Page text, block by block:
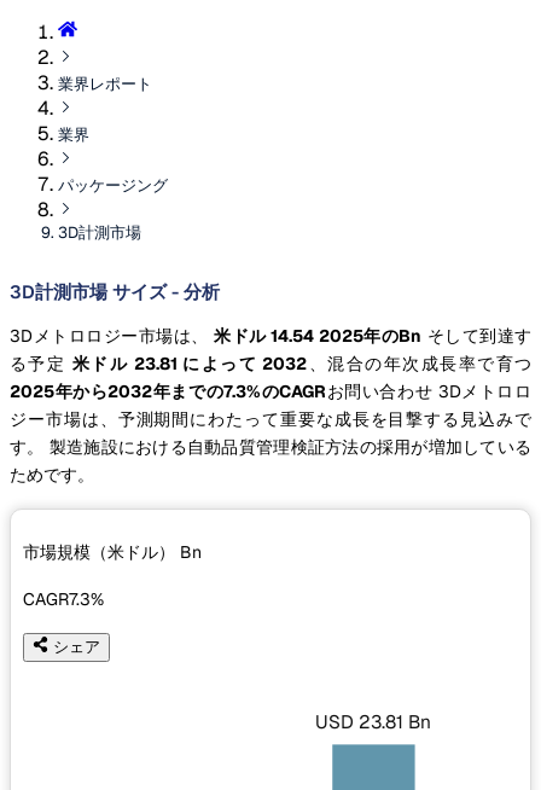
業界レポート
業界
パッケージング
3D計測市場
3D計測市場 サイズ - 分析
3Dメトロロジー市場は、 米ドル 14.54 2025年のBn そして到達す
る予定 米ドル 23.81 によって 2032、混合の年次成長率で育つ
2025年から2032年までの7.3%のCAGRお問い合わせ 3Dメトロロ
ジー市場は、予測期間にわたって重要な成長を目撃する見込みで
す。 製造施設における自動品質管理検証方法の採用が増加している
ためです。
市場規模（米ドル） Bn
CAGR7.3%
シェア
USD 23.81 Bn